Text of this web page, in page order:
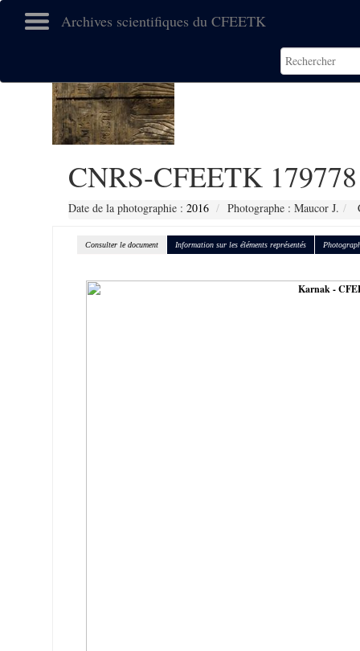
Archives scientifiques du CFEETK
CNRS-CFEETK 179778
Date de la photographie : 2016 Photographe : Maucor J.
Consulter le document Information sur les éléments représentés